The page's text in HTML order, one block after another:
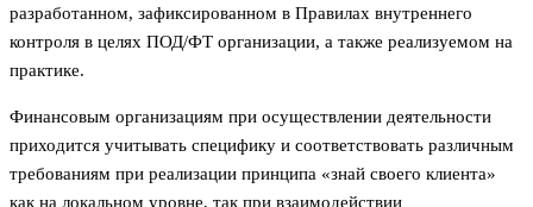
разработанном, зафиксированном в Правилах внутреннего
контроля в целях ПОД/ФТ организации, а также реализуемом на
практике.
Финансовым организациям при осуществлении деятельности
приходится учитывать специфику и соответствовать различным
требованиям при реализации принципа «знай своего клиента»
как на локальном уровне, так при взаимодействии